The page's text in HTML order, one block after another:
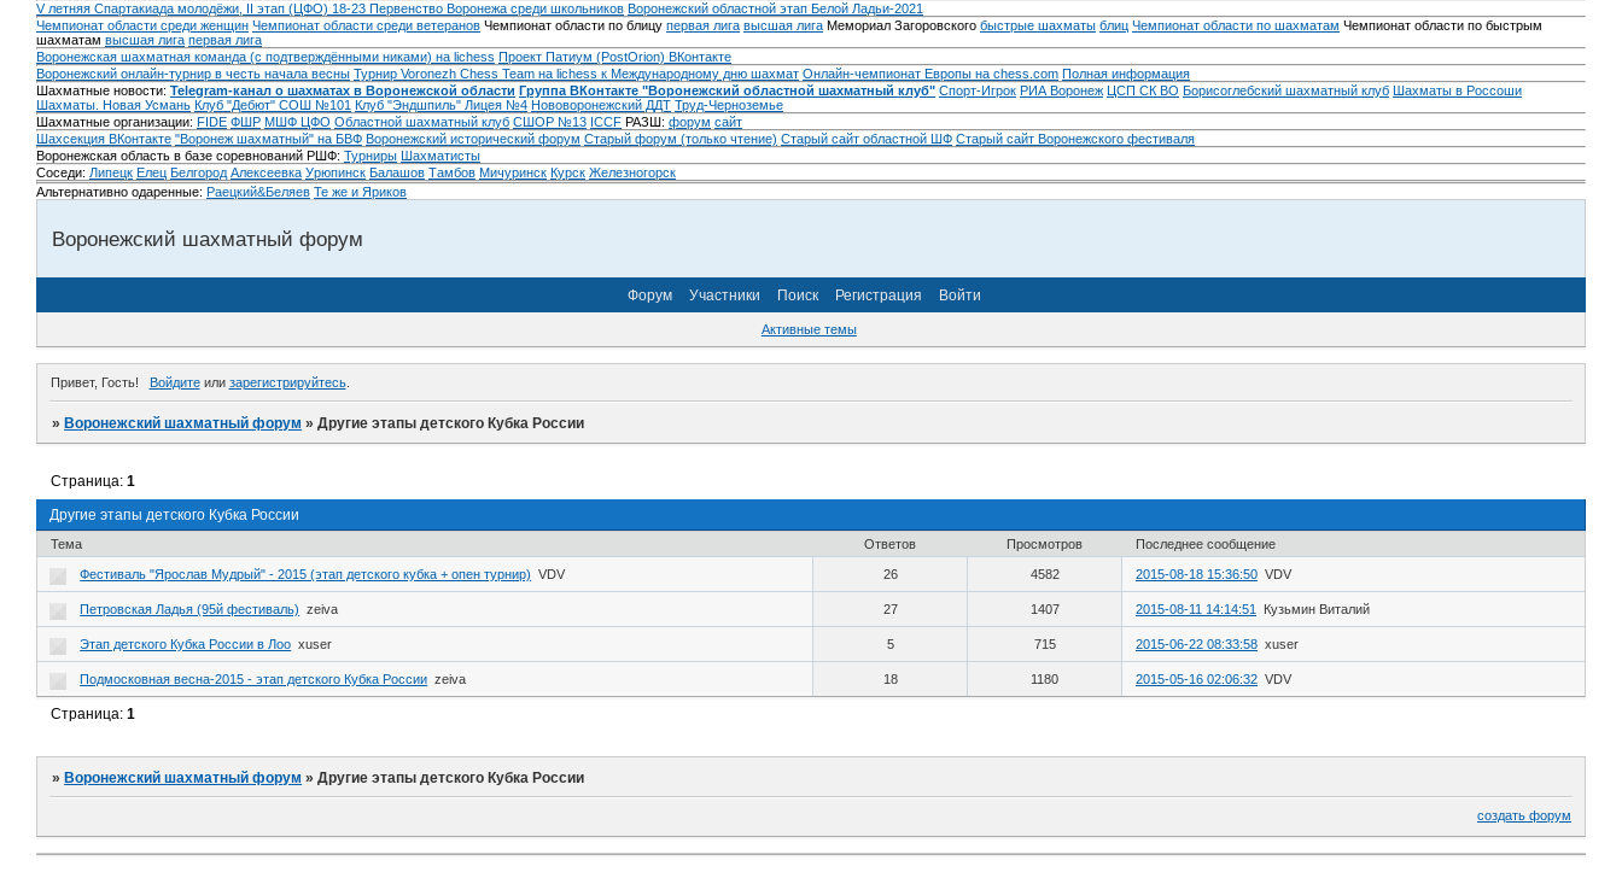
V летняя Спартакиада молодёжи, II этап (ЦФО) 18-23 Первенство Воронежа среди школьников Воронежский областной этап Белой Ладьи-2021
Чемпионат области среди женщин Чемпионат области среди ветеранов Чемпионат области по блицу первая лига высшая лига Мемориал Загоровского быстрые шахматы блиц Чемпионат области по шахматам Чемпионат области по быстрым
шахматам высшая лига первая лига
Воронежская шахматная команда (с подтверждёнными никами) на lichess Проект Патиум (PostOrion) ВКонтакте
Воронежский онлайн-турнир в честь начала весны Турнир Voronezh Chess Team на lichess к Международному дню шахмат Онлайн-чемпионат Европы на chess.com Полная информация
Шахматные новости: Telegram-канал о шахматах в Воронежской области Группа ВКонтакте "Воронежский областной шахматный клуб" Спорт-Игрок РИА Воронеж ЦСП СК ВО Борисоглебский шахматный клуб Шахматы в Россоши
Шахматы. Новая Усмань Клуб "Дебют" СОШ №101 Клуб "Эндшпиль" Лицея №4 Нововоронежский ДДТ Труд-Черноземье
Шахматные организации: FIDE ФШР МШФ ЦФО Областной шахматный клуб СШОР №13 ICCF РАЗШ: форум сайт
Шахсекция ВКонтакте "Воронеж шахматный" на БВФ Воронежский исторический форум Cтарый форум (только чтение) Старый сайт областной ШФ Старый сайт Воронежского фестиваля
Воронежская область в базе соревнований РШФ: Турниры Шахматисты
Соседи: Липецк Елец Белгород Алексеевка Урюпинск Балашов Тамбов Мичуринск Курск Железногорск
Альтернативно одаренные: Раецкий&Беляев Те же и Яриков
Воронежский шахматный форум
Форум Участники Поиск Регистрация Войти
Активные темы
Привет, Гость! Войдитеили зарегистрируйтесь.
»Воронежский шахматный форум »Другие этапы детского Кубка России
Другие этапы детского Кубка России
Страница:1
Тема Ответов Просмотров Последнее сообщение
Фестиваль "Ярослав Мудрый" - 2015 (этап детского кубка + опен турнир) VDV 26 4582 2015-08-18 15:36:50 VDV
Петровская Ладья (95й фестиваль) zeiva 27 1407 2015-08-11 14:14:51 Кузьмин Виталий
Этап детского Кубка России в Лоо xuser 5 715 2015-06-22 08:33:58 xuser
Подмосковная весна-2015 - этап детского Кубка России zeiva 18 1180 2015-05-16 02:06:32 VDV
Страница:1
»Воронежский шахматный форум »Другие этапы детского Кубка России
создать форум